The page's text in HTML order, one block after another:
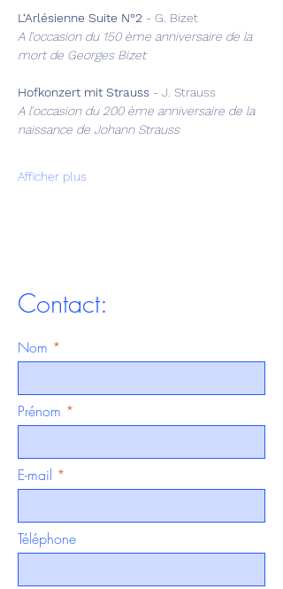
L‘Arlésienne Suite N°2 - G. Bizet
A l’occasion du 150 ème anniversaire de la
mort de Georges Bizet
Hofkonzert mit Strauss - J. Strauss
A l’occasion du 200 ème anniversaire de la
naissance de Johann Strauss
Afficher plus
Contact:
Nom
Prénom
E-mail
Téléphone